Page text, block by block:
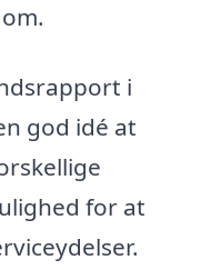
i
god idé at
for at